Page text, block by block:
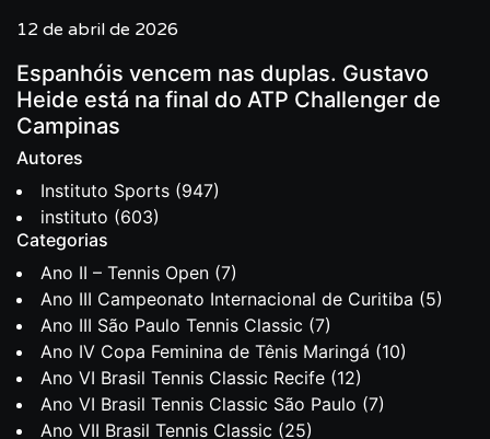
12 de abril de 2026
Espanhóis vencem nas duplas. Gustavo
Heide está na final do ATP Challenger de
Campinas
Autores
Instituto Sports (947)
instituto (603)
Categorias
Ano II – Tennis Open (7)
Ano III Campeonato Internacional de Curitiba (5)
Ano III São Paulo Tennis Classic (7)
Ano IV Copa Feminina de Tênis Maringá (10)
Ano VI Brasil Tennis Classic Recife (12)
Ano VI Brasil Tennis Classic São Paulo (7)
Ano VII Brasil Tennis Classic (25)